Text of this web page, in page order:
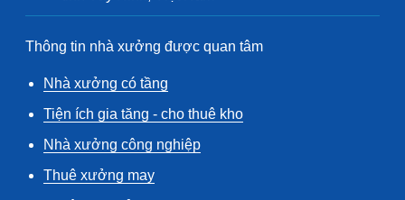
Thông tin nhà xưởng được quan tâm
Nhà xưởng có tầng
Tiện ích gia tăng - cho thuê kho
Nhà xưởng công nghiệp
Thuê xưởng may